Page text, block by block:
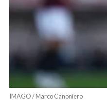
IMAGO / Marco Canoniero